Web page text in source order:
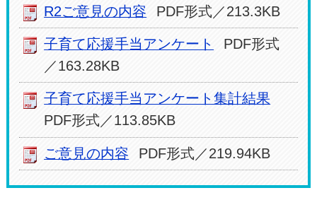
R2ご意見の内容 PDF形式／213.3KB
子育て応援手当アンケート
PDF形式
／163.28KB
子育て応援手当アンケート集計結果
PDF形式／113.85KB
ご意見の内容 PDF形式／219.94KB